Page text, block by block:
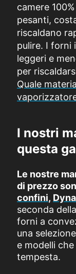
camere
pesanti,
riscaldano
pulire. I forni
leggeri e
per
Quale
I nostri
questa
Le nostre
di prezzo
confini,
seconda
forni a
una
e modelli
tempesta.